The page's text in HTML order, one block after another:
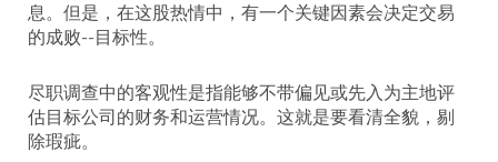
息。但是，在这股热情中，有一个关键因素会决定交易
的成败--目标性。
尽职调查中的客观性是指能够不带偏见或先入为主地评
估目标公司的财务和运营情况。这就是要看清全貌，剔
除瑕疵。